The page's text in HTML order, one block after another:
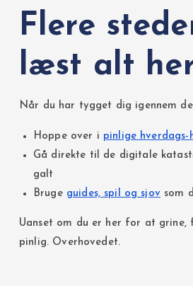
Flere
læst alt
Når du har tygget dig igennem
Hoppe over i pinlige hverdags-
Gå direkte til de digitale
galt
Bruge guides, spil og sjov som
Uanset om du er her for at
pinlig. Overhovedet.